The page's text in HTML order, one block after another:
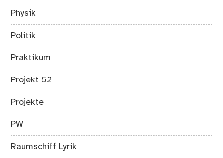
Physik
Politik
Praktikum
Projekt 52
Projekte
PW
Raumschiff Lyrik